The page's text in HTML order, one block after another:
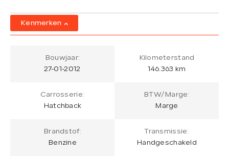
Kenmerken
Bouwjaar:
27-01-2012
Kilometerstand
146.363 km
Carrosserie:
Hatchback
BTW/Marge:
Marge
Brandstof:
Benzine
Transmissie:
Handgeschakeld